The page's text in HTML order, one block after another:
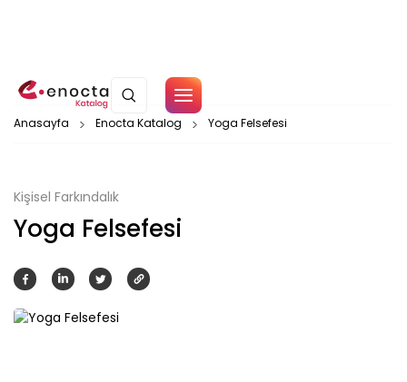
Çerez Politikamız
Anasayfa Enocta Katalog Yoga Felsefesi
Kişisel Farkındalık
Yoga Felsefesi